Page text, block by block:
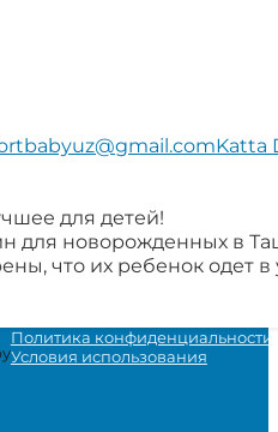
Katta
Instagram
в Telegram
в YouTube
для детей!
для новорожденных в
что их ребенок одет
Политика конфиденциальности
Условия использования